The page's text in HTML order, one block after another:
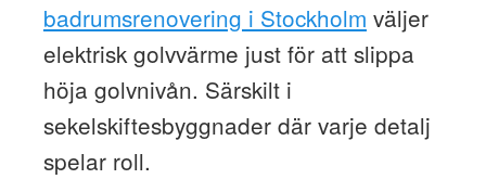
badrumsrenovering i Stockholm väljer
elektrisk golvvärme just för att slippa
höja golvnivån. Särskilt i
sekelskiftesbyggnader där varje detalj
spelar roll.